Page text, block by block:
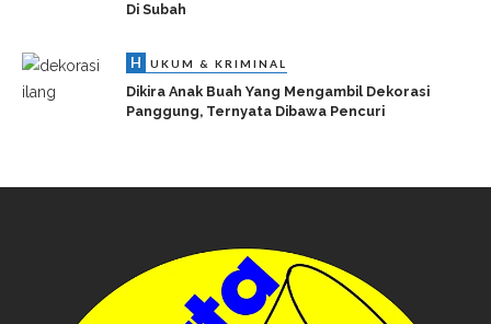
Di Subah
H UKUM & KRIMINAL
Dikira Anak Buah Yang Mengambil Dekorasi
Panggung, Ternyata Dibawa Pencuri